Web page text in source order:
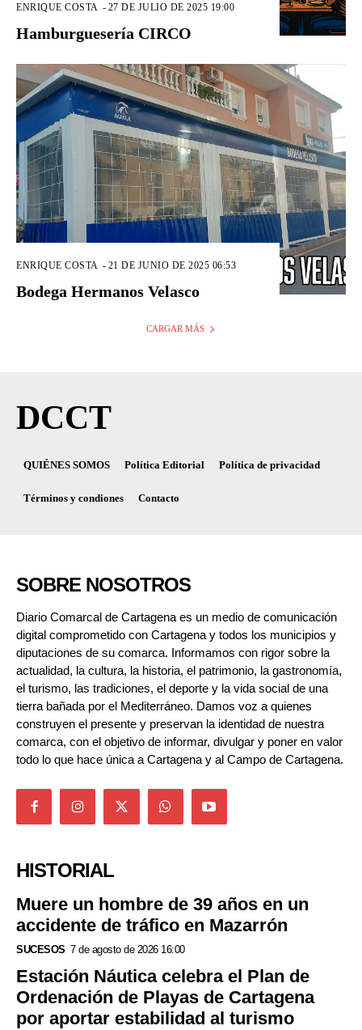
ENRIQUE COSTA - 27 DE JULIO DE 2025 19:00
Hamburguesería CIRCO
ENRIQUE COSTA - 21 DE JUNIO DE 2025 06:53
Bodega Hermanos Velasco
CARGAR MÁS
DCCT
QUIÉNES SOMOS Política Editorial Política de privacidad
Términos y condiones Contacto
SOBRE NOSOTROS
Diario Comarcal de Cartagena es un medio de comunicación
digital comprometido con Cartagena y todos los municipios y
diputaciones de su comarca. Informamos con rigor sobre la
actualidad, la cultura, la historia, el patrimonio, la gastronomía,
el turismo, las tradiciones, el deporte y la vida social de una
tierra bañada por el Mediterráneo. Damos voz a quienes
construyen el presente y preservan la identidad de nuestra
comarca, con el objetivo de informar, divulgar y poner en valor
todo lo que hace única a Cartagena y al Campo de Cartagena.
HISTORIAL
Muere un hombre de 39 años en un
accidente de tráfico en Mazarrón
SUCESOS 7 de agosto de 2026 16:00
Estación Náutica celebra el Plan de
Ordenación de Playas de Cartagena
por aportar estabilidad al turismo